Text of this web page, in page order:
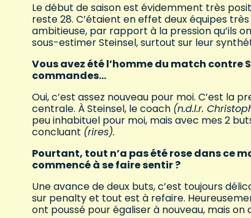
Le début de saison est évidemment très
reste 28. C’étaient en effet deux équipes
ambitieuse, par rapport à la pression qu’ils
sous-estimer Steinsel, surtout sur leur
Vous avez été l’homme du match contre
commandes…
Oui, c’est assez nouveau pour moi. C’est la
centrale. À Steinsel, le coach (n.d.l.r.
peu inhabituel pour moi, mais avec mes 2
concluant (rires).
Pourtant, tout n’a pas été rose dans ce
commencé à se faire sentir ?
Une avance de deux buts, c’est toujours
sur penalty et tout est à refaire.
ont poussé pour égaliser à nouveau, mais